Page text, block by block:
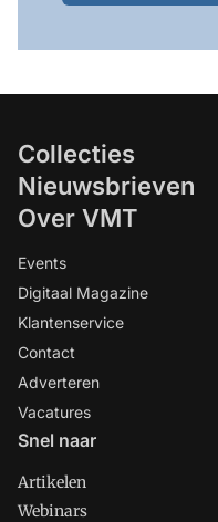
Collecties
Nieuwsbrieven
Over VMT
Events
Digitaal Magazine
Klantenservice
Contact
Adverteren
Vacatures
Snel naar
Artikelen
Webinars